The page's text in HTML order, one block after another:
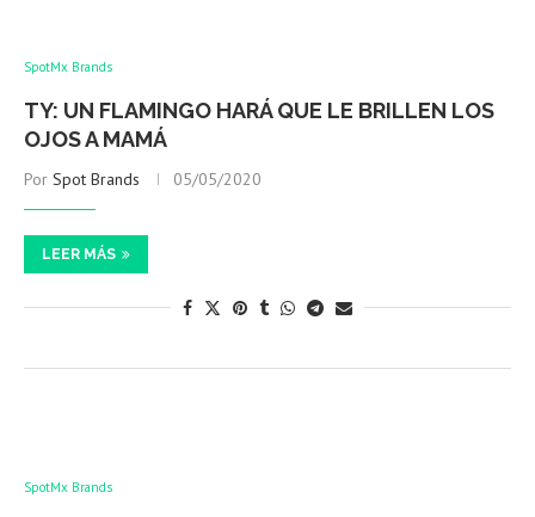
SpotMx Brands
TY: UN FLAMINGO HARÁ QUE LE BRILLEN LOS
OJOS A MAMÁ
Por Spot Brands 05/05/2020
LEER MÁS
SpotMx Brands